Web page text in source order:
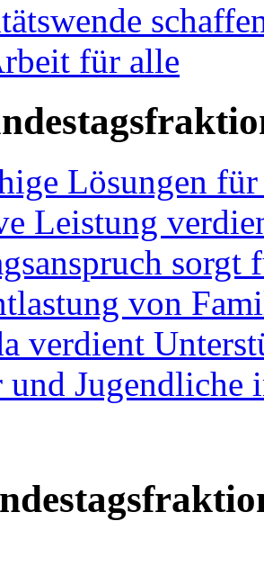
für alle
Lösungen
Leistung
von
verdient
Jugendliche